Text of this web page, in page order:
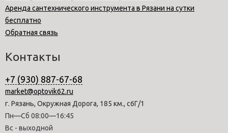
Аренда сантехнического инструмента в Рязани на сутки
бесплатно
Обратная связь
Контакты
+7 (930) 887-67-68
market@optovik62.ru
г. Рязань, Окружная Дорога, 185 км., с6Г/1
Пн—Сб 08:00—16:45
Вс - выходной